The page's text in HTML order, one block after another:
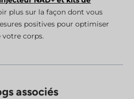
plus sur la façon dont vous
positives pour optimiser
corps.
associés